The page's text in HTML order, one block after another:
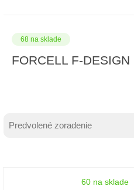
68 na sklade
FORCELL F-
Zoradenie produktov
Sort content
Sort content
60 na sklade